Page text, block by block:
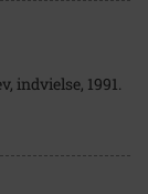
indvielse, 1991.